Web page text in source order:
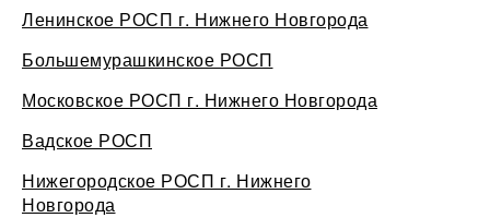
Ленинское РОСП г. Нижнего Новгорода
Большемурашкинское РОСП
Московское РОСП г. Нижнего Новгорода
Вадское РОСП
Нижегородское РОСП г. Нижнего
Новгорода